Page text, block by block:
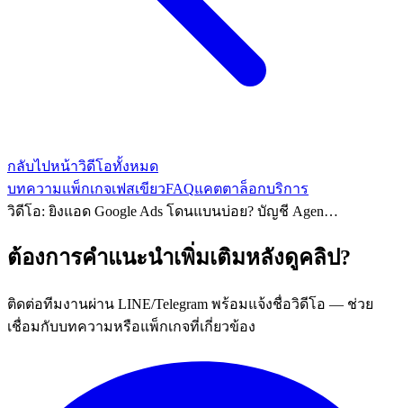
กลับไปหน้าวิดีโอทั้งหมด
บทความแพ็กเกจเฟสเขียวFAQแคตตาล็อกบริการ
วิดีโอ: ยิงแอด Google Ads โดนแบนบ่อย? บัญชี Agen…
ต้องการคำแนะนำเพิ่มเติมหลังดูคลิป?
ติดต่อทีมงานผ่าน LINE/Telegram พร้อมแจ้งชื่อวิดีโอ — ช่วย
เชื่อมกับบทความหรือแพ็กเกจที่เกี่ยวข้อง